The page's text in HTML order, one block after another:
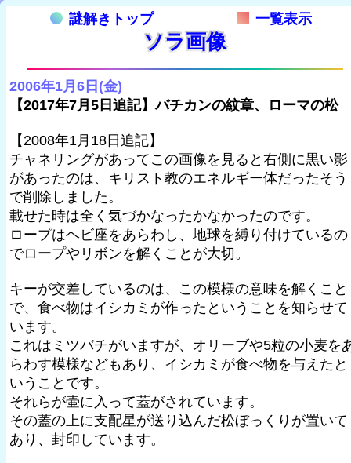
謎解きトップ 一覧表示
ソラ画像
2006年1月6日(金)
【2017年7月5日追記】バチカンの紋章、ローマの松
【2008年1月18日追記】
チャネリングがあってこの画像を見ると右側に黒い影
があったのは、キリスト教のエネルギー体だったそう
で削除しました。
載せた時は全く気づかなったかなかったのです。
ロープはヘビ座をあらわし、地球を縛り付けているの
でロープやリボンを解くことが大切。
キーが交差しているのは、この模様の意味を解くこと
で、食べ物はイシカミが作ったということを知らせて
います。
これはミツバチがいますが、オリーブや5粒の小麦を
らわす模様などもあり、イシカミが食べ物を与えたと
いうことです。
それらが壷に入って蓋がされています。
その蓋の上に支配星が送り込んだ松ぼっくりが置いて
あり、封印しています。